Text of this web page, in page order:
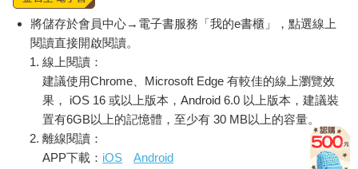
第3章將學習「重新排列」便利貼的訣竅。我們將會使用便利貼曼
陀羅等全世界最簡單的框架（分析和思考的架構），一舉找出
「想做的事＝人生目標」。
第4章我們會從一覽表中選出「想做的事」，第5章則會勾勒「未
來藍圖」並繪製「草圖」。
而在〈終章〉，我們將發現只要調整工作與興趣，就會注意到自
己未曾察覺但對世界有益的驚人事物。當這些事物開始與「想做
的事」產生連結時，有趣的人生就會到來。
將儲存於會員中心→電子書服務「我的e書櫃」，點選線上
閱讀直接開啟閱讀。
線上閱讀：
建議使用Chrome、Microsoft Edge 有較佳的線上瀏覽效
果， iOS 16 或以上版本，Android 6.0 以上版本，建議裝
置有6GB以上的記憶體，至少有 30 MB以上的容量。
離線閱讀：
APP下載： iOS
Android